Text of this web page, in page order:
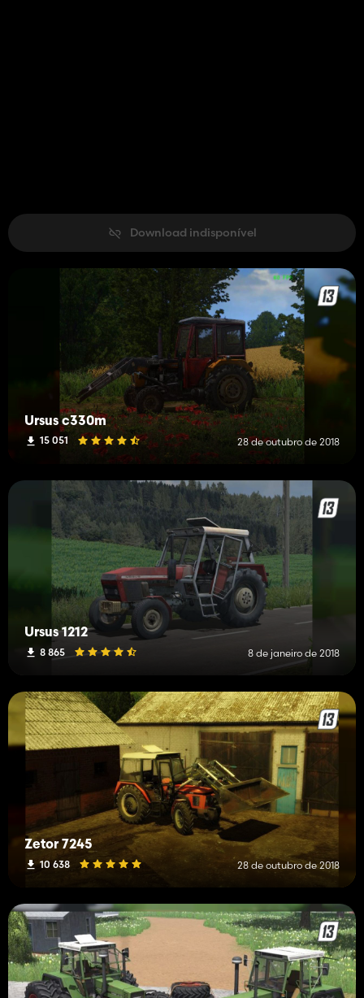
Download indisponível
Ursus c330m
15 051 28 de outubro de 2018
Ursus 1212
8 865 8 de janeiro de 2018
Zetor 7245
10 638 28 de outubro de 2018